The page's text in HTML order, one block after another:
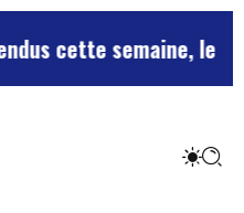
semaine, le